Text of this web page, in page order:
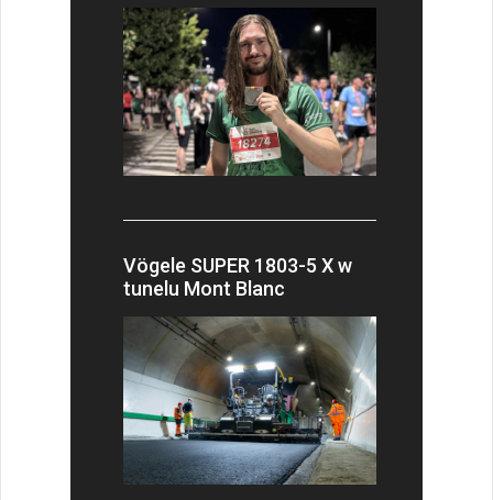
Vögele SUPER 1803-5 X w
tunelu Mont Blanc